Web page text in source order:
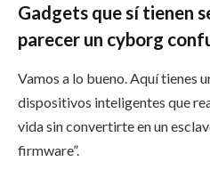
Gadgets que sí tienen
parecer un cyborg
Vamos a lo bueno. Aquí tienes
dispositivos inteligentes que
vida sin convertirte en un
firmware”.